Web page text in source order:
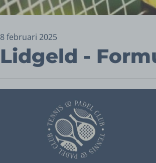
8 februari 2025
Lidgeld -